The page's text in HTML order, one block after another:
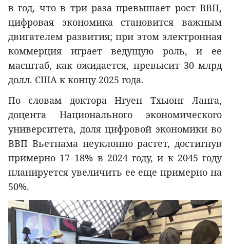
в год, что в три раза превышает рост ВВП,
цифровая экономика становится важным
двигателем развития; при этом электронная
коммерция играет ведущую роль, и ее
масштаб, как ожидается, превысит 30 млрд
долл. США к концу 2025 года.
По словам доктора Нгуен Тхыонг Ланга,
доцента Национального экономического
университета, доля цифровой экономики во
ВВП Вьетнама неуклонно растет, достигнув
примерно 17–18% в 2024 году, и к 2045 году
планируется увеличить ее еще примерно на
50%.